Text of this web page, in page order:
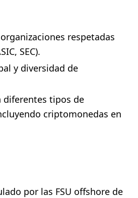
respetadas
SEC).
y diversidad de
diferentes tipos de
criptomonedas en
por las FSU offshore de